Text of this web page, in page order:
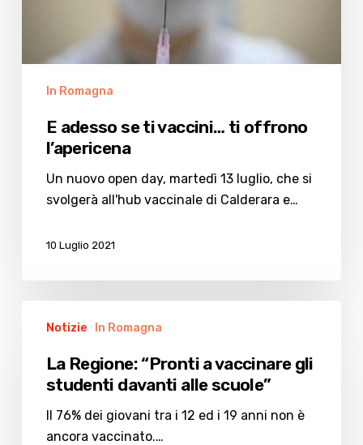
l’apericena
In Romagna
E adesso se ti vaccini… ti offrono
l’apericena
Un nuovo open day, martedì 13 luglio, che si
svolgerà all'hub vaccinale di Calderara e…
10 Luglio 2021
Regione:
vaccinare
studenti
Notizie In Romagna
La Regione: “Pronti a vaccinare gli
studenti davanti alle scuole”
Il 76% dei giovani tra i 12 ed i 19 anni non è
ancora vaccinato.…